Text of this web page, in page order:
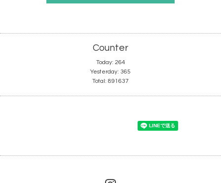
Counter
Today: 264
Yesterday: 365
Total: 891637